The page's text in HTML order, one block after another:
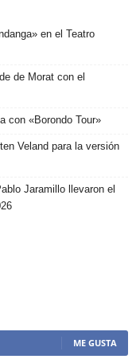
en el Teatro
de Morat con el
con «Borondo Tour»
Veland para la versión
Jaramillo llevaron el
ME GUSTA